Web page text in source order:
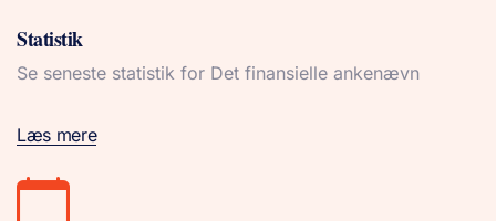
Statistik
Se seneste statistik for Det finansielle ankenævn
Læs mere